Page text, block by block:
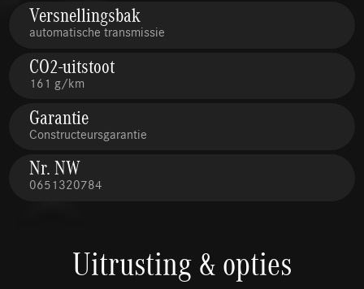
Versnellingsbak
automatische transmissie
CO2-uitstoot
161 g/km
Garantie
Constructeursgarantie
Nr. NW
0651320784
Uitrusting & opties